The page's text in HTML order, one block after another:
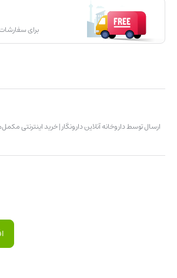
برای
ارسال توسط داروخانه آنلاین دارونگار | خرید اینترنتی